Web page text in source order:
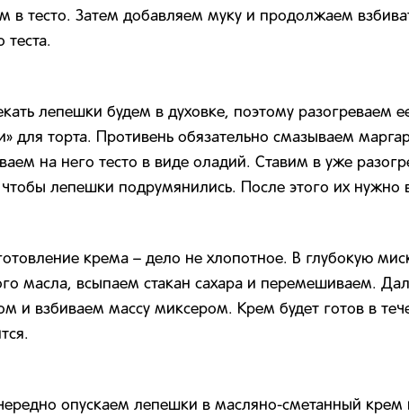
в тесто. Затем добавляем муку и продолжаем
теста.
лепешки будем в духовке, поэтому
для торта. Противень обязательно смазываем
на него тесто в виде оладий. Ставим в уже
чтобы лепешки подрумянились. После этого их нужно
крема – дело не хлопотное. В глубокую
масла, всыпаем стакан сахара и перемешиваем.
и взбиваем массу миксером. Крем будет готов в
опускаем лепешки в масляно-сметанный крем